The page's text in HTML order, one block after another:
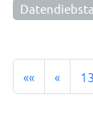
«« « 13